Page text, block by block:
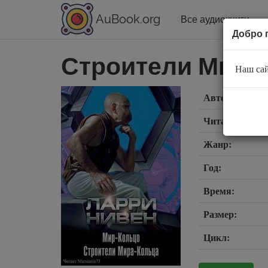
AuBook.org Все аудиокниги
Строители
Автор:
Читает:
Жанр:
Год:
Время:
Размер:
Цикл:
Добро
Наш